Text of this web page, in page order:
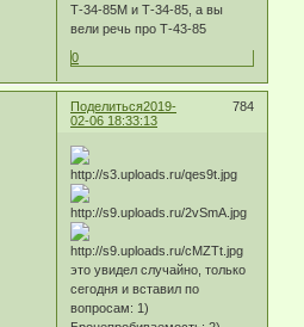
Т-34-85М и Т-34-85, а вы
вели речь про Т-43-85
0
Поделиться 784
2019-
02-06 18:33:13
это увидел случайно, только
сегодня и вставил по
вопросам: 1)